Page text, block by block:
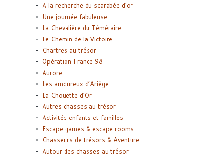
A la recherche du scarabée d’or
Une journée fabuleuse
La Chevalière du Téméraire
Le Chemin de la Victoire
Chartres au trésor
Opération France 98
Aurore
Les amoureux d’Ariège
La Chouette d’Or
Autres chasses au trésor
Activités enfants et familles
Escape games & escape rooms
Chasseurs de trésors & Aventure
Autour des chasses au trésor